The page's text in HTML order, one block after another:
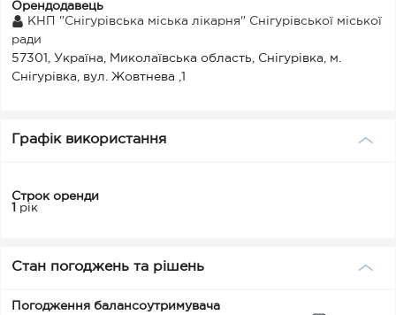
Орендодавець
КНП "Снігурівська міська лікарня" Снігурівської міської
ради
57301, Україна, Миколаївська область, Снігурівка, м.
Снігурівка, вул. Жовтнева ,1
Графік використання
Строк оренди
1 рік
Стан погоджень та рішень
Погодження балансоутримувача